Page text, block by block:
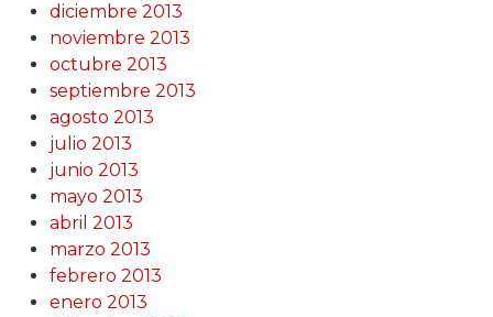
diciembre 2013
noviembre 2013
octubre 2013
septiembre 2013
agosto 2013
julio 2013
junio 2013
mayo 2013
abril 2013
marzo 2013
febrero 2013
enero 2013